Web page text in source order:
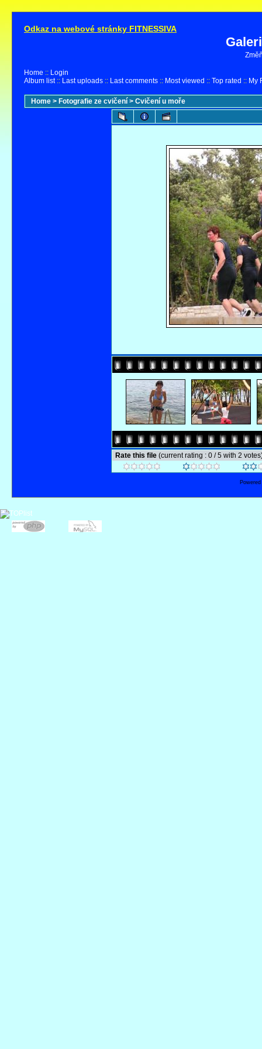
Odkaz na webové stránky FITNESSIVA
Home :: Login
Album list:: Last uploads :: Last comments :: Most viewed :: Top rated :: My
Home > Fotografie ze cvičení > Cvičení u moře
Rate this file (current rating : 0 / 5 with 2